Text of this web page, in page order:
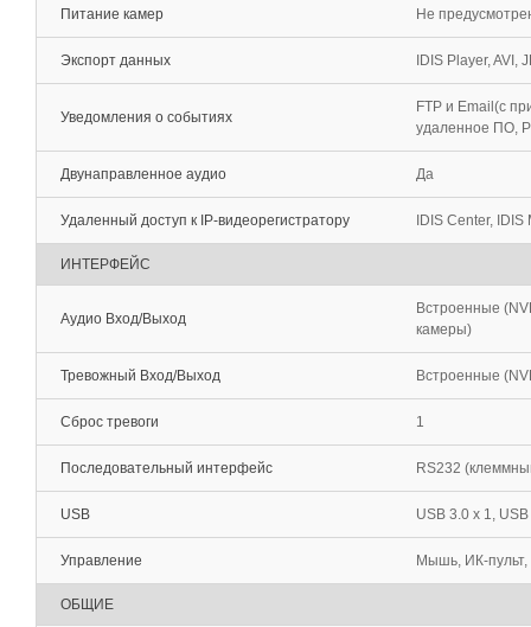
Питание камер Не
Экспорт данных IDIS Player, AVI,
Уведомления о событиях
FTP и Email(с
удаленное ПО,
Двунаправленное аудио Да
Удаленный доступ к IP-видеорегистратору IDIS Center,
ИНТЕРФЕЙС
Аудио Вход/Выход
Встроенные
камеры)
Тревожный Вход/Выход Встроенные
Сброс тревоги 1
Последовательный интерфейс RS232
USB USB 3.0 x 1,
Управление Мышь, ИК-пульт,
ОБЩИЕ